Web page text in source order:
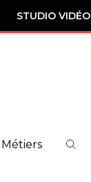
STUDIO VIDÉO
Métiers